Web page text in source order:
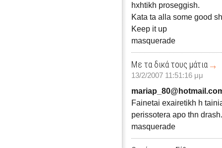
hxhtikh proseggish.
Kata ta alla some good
Keep it up
masquerade
Με τα δικά τους μάτια
13/2/2007 11:51:16 μμ
Fainetai exairetikh h
perissotera apo thn
masquerade